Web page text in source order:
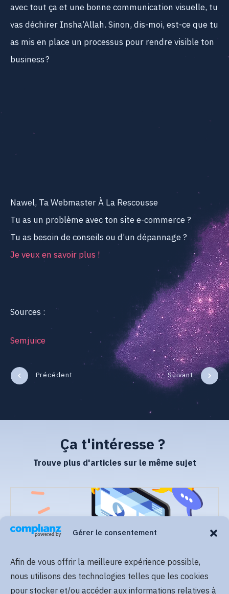
Gérer le consentement
Afin de vous offrir la meilleure expérience possible,
nous utilisons des technologies telles que les cookies
pour stocker et/ou accéder aux informations relatives à
avec tout ça et une bonne communication visuelle, tu
vas déchirer Insha’Allah. Sinon, dis-moi, est-ce que tu
as mis en place un processus pour rendre visible ton
business ?
Nawel, Ta Webmaster À La Rescousse
Tu as un problème avec ton site e-commerce ?
Tu as besoin de conseils ou d’un dépannage ?
Je veux en savoir plus !
Sources :
Semjuice
Précédent Suivant
Ça t'intéresse ?
Trouve plus d'articles sur le même sujet
Lire plus